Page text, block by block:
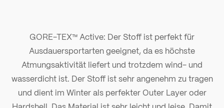
GORE-TEX™ Active: Der Stoff ist perfekt für
Ausdauersportarten geeignet, da es höchste
Atmungsaktivität liefert und trotzdem wind- und
wasserdicht ist. Der Stoff ist sehr angenehm zu tragen
und dient im Winter als perfekter Outer Layer oder